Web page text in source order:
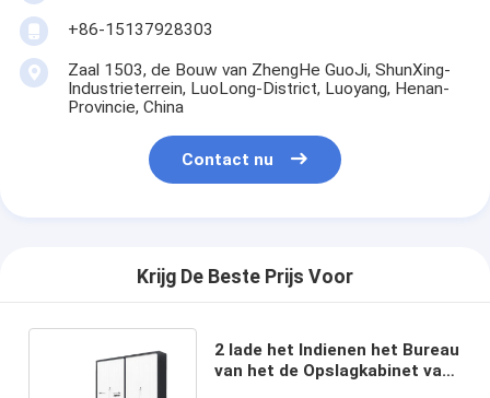
+86-15137928303
Zaal 1503, de Bouw van ZhengHe GuoJi, ShunXing-
Industrieterrein, LuoLong-District, Luoyang, Henan-
Provincie, China
Contact nu
Krijg De Beste Prijs Voor
2 lade het Indienen het Bureau
van het de Opslagkabinet van